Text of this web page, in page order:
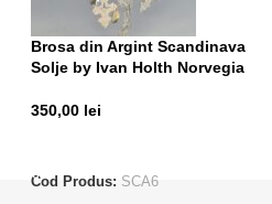
Brosa din Argint Scandinava
Solje by Ivan Holth Norvegia
350,00 lei
Cod Produs: SCA6